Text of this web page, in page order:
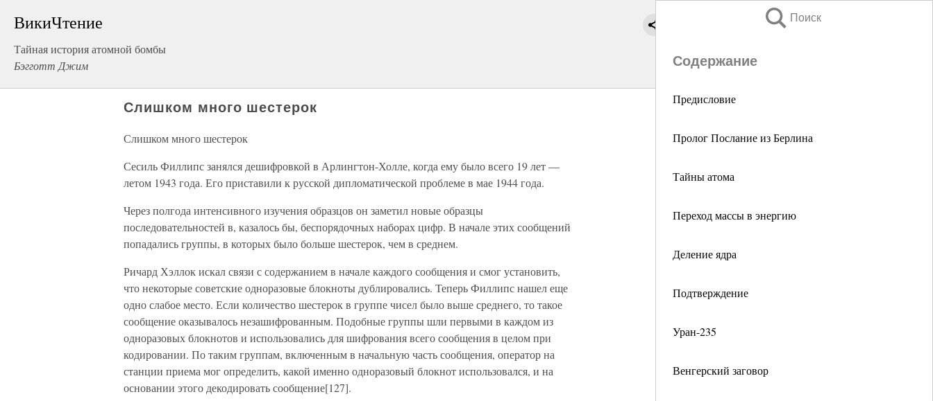
ВикиЧтение
Тайная история атомной бомбы
Бэгготт Джим
Поиск
Содержание
Предисловие
Пролог Послание из Берлина
Тайны атома
Переход массы в энергию
Деление ядра
Подтверждение
Уран-235
Венгерский заговор
Слишком много шестерок
Слишком много шестерок
Сесиль Филлипс занялся дешифровкой в Арлингтон-Холле, когда ему было всего 19 лет —
летом 1943 года. Его приставили к русской дипломатической проблеме в мае 1944 года.
Через полгода интенсивного изучения образцов он заметил новые образцы
последовательностей в, казалось бы, беспорядочных наборах цифр. В начале этих сообщений
попадались группы, в которых было больше шестерок, чем в среднем.
Ричард Хэллок искал связи с содержанием в начале каждого сообщения и смог установить,
что некоторые советские одноразовые блокноты дублировались. Теперь Филлипс нашел еще
одно слабое место. Если количество шестерок в группе чисел было выше среднего, то такое
сообщение оказывалось незашифрованным. Подобные группы шли первыми в каждом из
одноразовых блокнотов и использовались для шифрования всего сообщения в целом при
кодировании. По таким группам, включенным в начальную часть сообщения, оператор на
станции приема мог определить, какой именно одноразовый блокнот использовался, и на
основании этого декодировать сообщение[127].